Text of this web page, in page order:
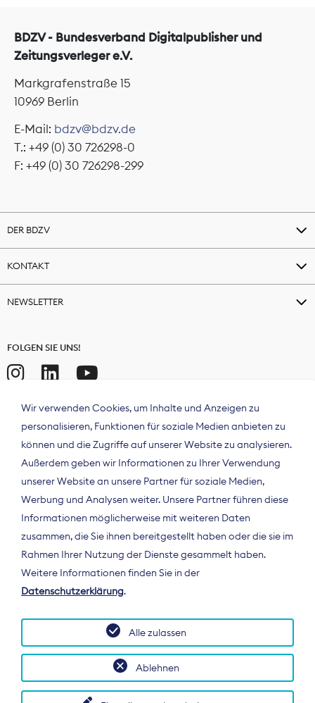
BDZV - Bundesverband Digitalpublisher und
Zeitungsverleger e.V.
Markgrafenstraße 15
10969 Berlin
E-Mail: bdzv@bdzv.de
T.: +49 (0) 30 726298-0
F: +49 (0) 30 726298-299
DER BDZV
KONTAKT
NEWSLETTER
FOLGEN SIE UNS!
Der Bundesverband Digitalpublisher und
Zeitungsverleger (BDZV) vertritt als
Spitzenorganisation die Interessen der
Deutschland und auf EU-Ebene.
Wir verwenden Cookies, um Inhalte und Anzeigen zu
personalisieren, Funktionen für soziale Medien anbieten zu
können und die Zugriffe auf unserer Website zu analysieren.
Außerdem geben wir Informationen zu Ihrer Verwendung
unserer Website an unsere Partner für soziale Medien,
Werbung und Analysen weiter. Unsere Partner führen diese
Informationen möglicherweise mit weiteren Daten
zusammen, die Sie ihnen bereitgestellt haben oder die sie im
Rahmen Ihrer Nutzung der Dienste gesammelt haben.
Weitere Informationen finden Sie in der
Datenschutzerklärung.
Ablehnen
Alle zulassen